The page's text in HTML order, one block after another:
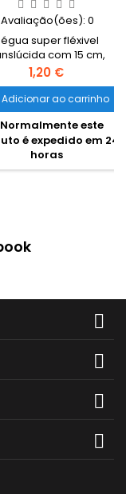
Avaliação(ões): 0
super fléxivel
com 15 cm,
se em 2 cores
Esquerda e
Completamente roll-
deformável com a
também na
e esquerda.
Preço
1,20 €
Adicionar ao carrinho
Normalmente este
é expedido em 24
horas



